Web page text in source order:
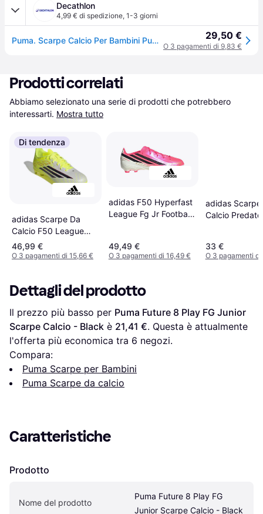
Decathlon
4,99 € di spedizione, 1-3 giorni
Puma. Scarpe Calcio Per Bambini Puma Future 8 Play Fg/ag Scarpe Calcio Ritiro Gratis - nero - 38 (UK 5) 29,50 €
O 3 pagamenti di 9,83 €
Prodotti correlati
Abbiamo selezionato una serie di prodotti che potrebbero
interessarti. Mostra tutto
Di tendenza
adidas Scarpe Da
Calcio F50 League
Firm Ground Multi
Ground JR9014 -
46,99 €
O 3 pagamenti di 15,66 €
adidas F50 Hyperfast
League Fg Jr Football
49,49 €
O 3 pagamenti di 16,49 €
adidas Scarpe
Calcio
Biancorosso
33 €
O 3 pagamenti di
Dettagli del prodotto
Il prezzo più basso per Puma Future 8 Play FG Junior
Scarpe Calcio - Black è 21,41 €. Questa è attualmente
l'offerta più economica tra 6 negozi.
Compara:
Puma Scarpe per Bambini
Puma Scarpe da calcio
Caratteristiche
Prodotto
Nome del prodotto
Puma Future 8 Play FG
Junior Scarpe Calcio - Black